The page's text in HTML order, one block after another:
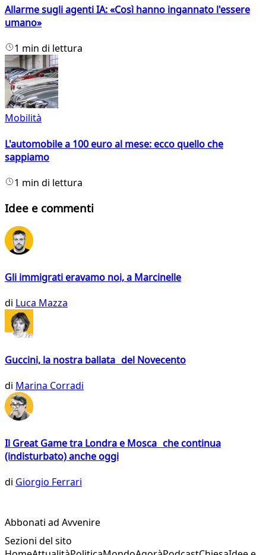
Allarme sugli agenti IA: «Così hanno ingannato l'essere
umano»
1 min di lettura
Mobilità
L'automobile a 100 euro al mese: ecco quello che
sappiamo
1 min di lettura
Idee e commenti
Gli immigrati eravamo noi, a Marcinelle
di Luca Mazza
Guccini, la nostra ballata del Novecento
di Marina Corradi
Il Great Game tra Londra e Mosca che continua
(indisturbato) anche oggi
di Giorgio Ferrari
Abbonati ad Avvenire
Sezioni del sito